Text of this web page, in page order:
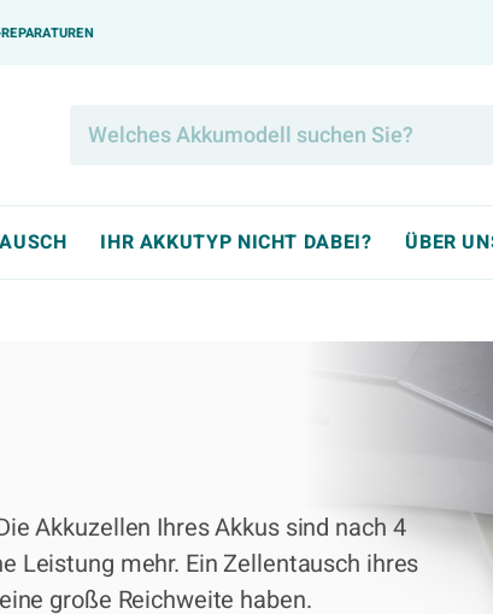
IHR AKKUTYP NICHT DABEI? ÜBER
Akkuzellen Ihres Akkus sind nach 4
Leistung mehr. Ein Zellentausch ihres
große Reichweite haben.